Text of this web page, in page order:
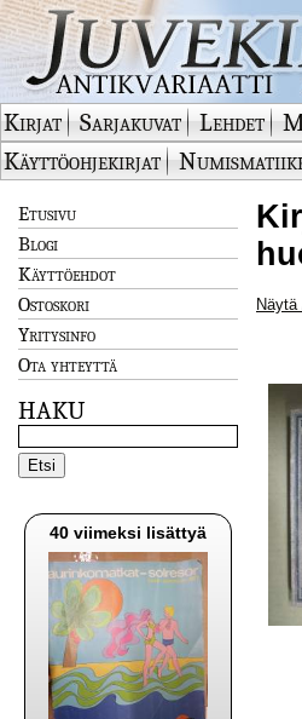
Kirjat Sarjakuvat Lehdet
Käyttöohjekirjat
Etusivu
Blogi
Käyttöehdot
Ostoskori
Yritysinfo
Ota yhteyttä
HAKU
40 viimeksi lisättyä